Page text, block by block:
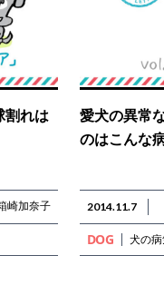
割れは
崎加奈子
箱崎加奈子
愛犬の異常
のはこんな
2014.11.7
DOG 犬の